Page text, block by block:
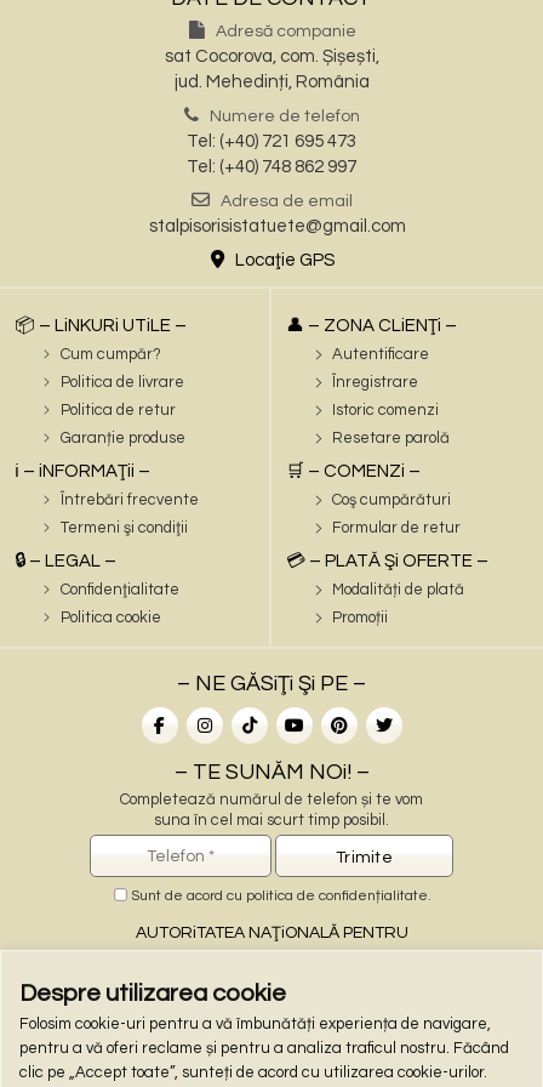
Despre utilizarea cookie
Folosim cookie-uri pentru a vă îmbunătăți experiența de navigare,
pentru a vă oferi reclame și pentru a analiza traficul nostru. Făcând
clic pe „Accept toate”, sunteți de acord cu utilizarea cookie-urilor.
Adresă companie
sat Cocorova, com. Șișești,
jud. Mehedinți, România
Numere de telefon
Tel: (+40) 721 695 473
Tel: (+40) 748 862 997
Adresa de email
stalpisorisistatuete@gmail.com
Locaţie GPS
📦 – LiNKURi UTiLE –
Cum cumpăr?
Politica de livrare
Politica de retur
Garanție produse
ℹ️ – iNFORMAŢii –
Întrebări frecvente
Termeni şi condiţii
🔒 – LEGAL –
Confidenţialitate
Politica cookie
👤 – ZONA CLiENŢi –
Autentificare
Înregistrare
Istoric comenzi
Resetare parolă
🛒 – COMENZi –
Coş cumpărături
Formular de retur
💳 – PLATĂ Şi OFERTE –
Modalități de plată
Promoții
– NE GĂSiŢi Şi PE –
– TE SUNĂM NOi! –
Completează numărul de telefon și te vom
suna în cel mai scurt timp posibil.
Sunt de acord cu politica de confidențialitate
AUTORiTATEA NAŢiONALĂ PENTRU
PROTECŢiA CONSUMATORiLOR
– PLĂŢi ONLiNE –